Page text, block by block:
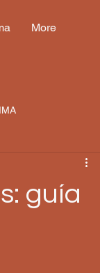
More
guía